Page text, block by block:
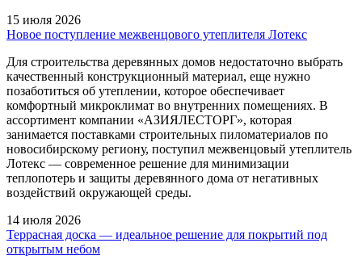
15 июля 2026
Новое поступление межвенцового утеплителя Лотекс
Для строительства деревянных домов недостаточно выбрать
качественный конструкционный материал, еще нужно
позаботиться об утеплении, которое обеспечивает
комфортный микроклимат во внутренних помещениях. В
ассортимент компании «АЗИЯЛЕСТОРГ», которая
занимается поставками строительных пиломатериалов по
новосибирскому региону, поступил межвенцовый утеплитель
Лотекс — современное решение для минимизации
теплопотерь и защиты деревянного дома от негативных
воздействий окружающей среды.
14 июля 2026
Террасная доска — идеальное решение для покрытий под
открытым небом